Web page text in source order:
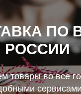
ПО
РОССИИ
товары во все